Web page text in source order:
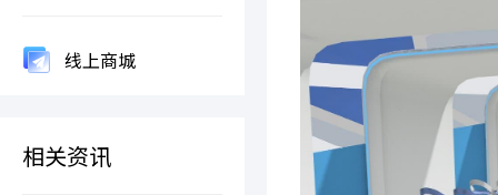
线上商城
相关资讯